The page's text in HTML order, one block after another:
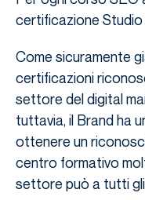
certificazione Studio
Come sicuramente
certificazioni
settore del digital
tuttavia, il Brand ha
ottenere un
centro formativo
settore può a tutti